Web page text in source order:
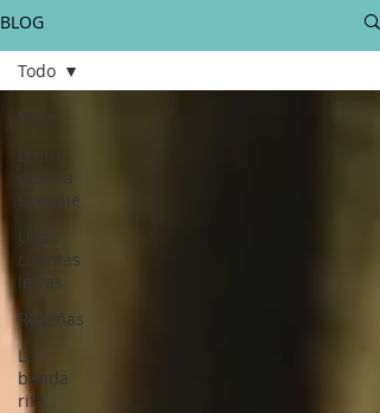
BLOG
Todo
Diario
de una
spoonie
Unas
cuantas
letras
Reseñas
La
banda
rifa
Todo